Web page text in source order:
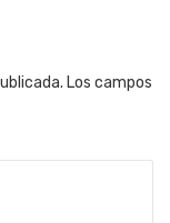
Los campos